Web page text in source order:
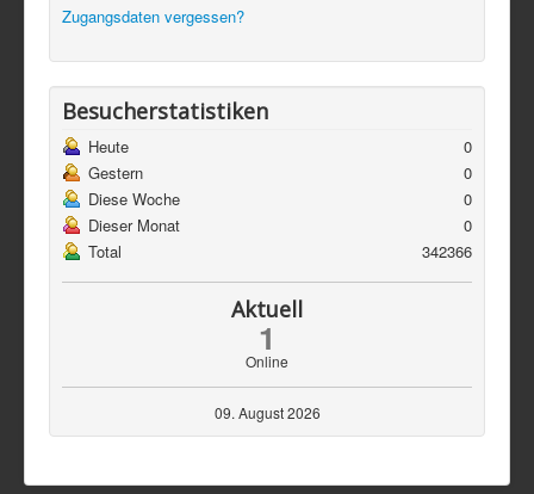
Zugangsdaten vergessen?
Besucherstatistiken
Heute
0
Gestern
0
Diese Woche
0
Dieser Monat
0
Total
342366
Aktuell
1
Online
09. August 2026